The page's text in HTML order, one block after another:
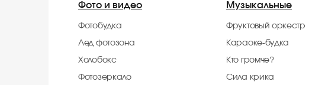
Фото и видео Музыкальные
Фотобудка
Лед фотозона
Холобокс
Фотозеркало
Фруктовый оркестр
Караоке-будка
Кто громче?
Сила крика